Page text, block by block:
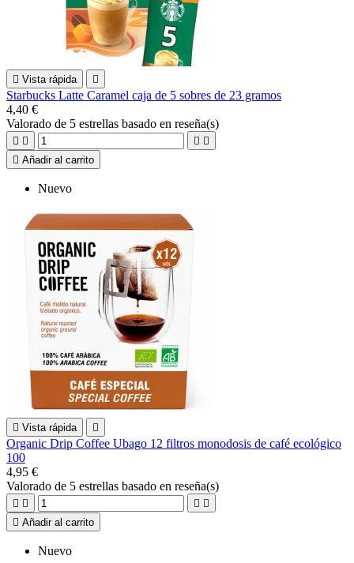
 Vista rápida 
Starbucks Latte Caramel caja de 5 sobres de 23 gramos
4,40 €
Valorado de 5 estrellas basado en reseña(s)
   
 Añadir al carrito
Nuevo
 Vista rápida 
Organic Drip Coffee Ubago 12 filtros monodosis de café ecológico
100
4,95 €
Valorado de 5 estrellas basado en reseña(s)
   
 Añadir al carrito
Nuevo